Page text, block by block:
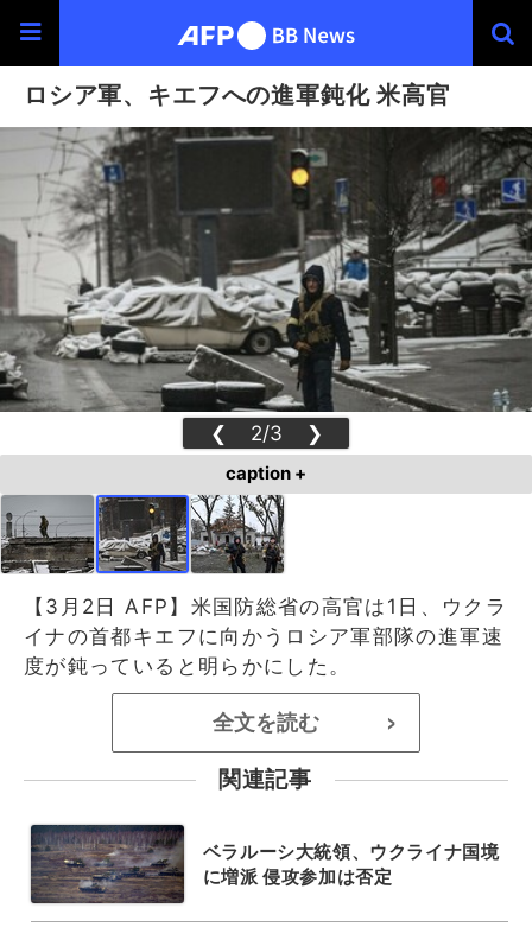
ロシア軍、キエフへの進軍鈍化 米高官
❮ 2/3 ❯
caption +
【3月2日 AFP】米国防総省の高官は1日、ウクラ
イナの首都キエフに向かうロシア軍部隊の進軍速
度が鈍っていると明らかにした。
全文を読む >
関連記事
ベラルーシ大統領、ウクライナ国境
に増派 侵攻参加は否定